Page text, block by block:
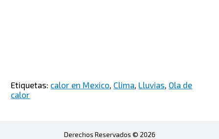
Etiquetas: calor en Mexico Clima Lluvias Ola de
calor
Derechos Reservados © 2026